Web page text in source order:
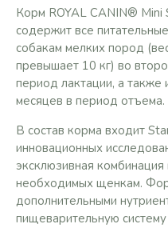
Корм ROYAL CANIN®
содержит все
собакам мелких пород
превышает 10 кг) во
период лактации, а
месяцев в период отъема.
В состав корма входит
инновационных
эксклюзивная
необходимых щенкам.
дополнительными
пищеварительную